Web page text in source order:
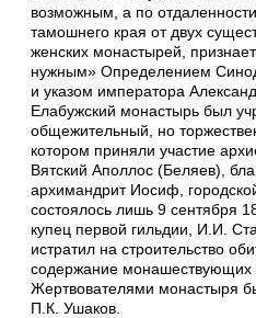
возможным, а по
тамошнего края от двух
женских монастырей,
нужным» Определением
и указом императора
Елабужский монастырь был
общежительный, но
котором приняли участие
Вятский Аполлос (Беляев),
архимандрит Иосиф,
состоялось лишь 9 сентября
купец первой гильдии, И.И.
истратил на строительство
содержание монашествующих
Жертвователями монастыря
П.К. Ушаков.